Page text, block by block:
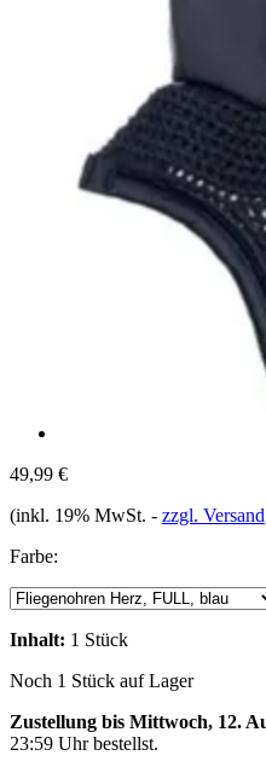
49,99 €
(inkl. 19% MwSt. - zzgl. Versand
Farbe:
Inhalt: 1 Stück
Noch 1 Stück auf Lager
Zustellung bis Mittwoch, 12.
23:59 Uhrbestellst.